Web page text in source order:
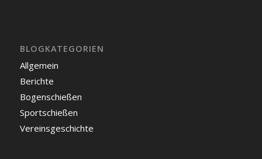
BLOGKATEGORIEN
Allgemein
Berichte
Bogenschießen
Sportschießen
Vereinsgeschichte